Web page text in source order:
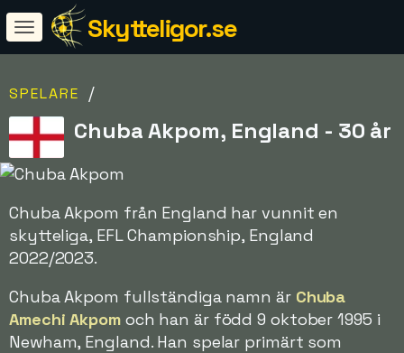
Skytteligor.se
SPELARE /
Chuba Akpom, England - 30 år
Chuba Akpom från England har vunnit en
skytteliga, EFL Championship, England
2022/2023.
Chuba Akpom fullständiga namn är Chuba
Amechi Akpomoch han är född 9 oktober 1995 i
Newham, England. Han spelar primärt som